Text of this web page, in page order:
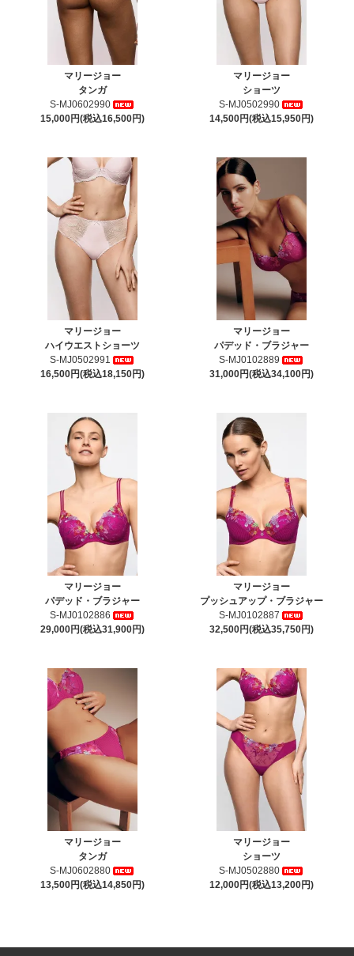
マリージョー
タンガ
S-MJ0602990
15,000円(税込16,500円)
マリージョー
ショーツ
S-MJ0502990
14,500円(税込15,950円)
マリージョー
ハイウエストショーツ
S-MJ0502991
16,500円(税込18,150円)
マリージョー
パデッド・ブラジャー
S-MJ0102889
31,000円(税込34,100円)
マリージョー
パデッド・ブラジャー
S-MJ0102886
29,000円(税込31,900円)
マリージョー
プッシュアップ・ブラジャー
S-MJ0102887
32,500円(税込35,750円)
マリージョー
タンガ
S-MJ0602880
13,500円(税込14,850円)
マリージョー
ショーツ
S-MJ0502880
12,000円(税込13,200円)